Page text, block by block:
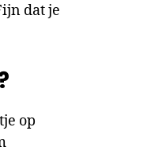
dat je
op